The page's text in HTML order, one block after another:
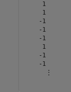
     1
     1
    -1
    -1
    -1
     1
    -1
    -1
      ⋮